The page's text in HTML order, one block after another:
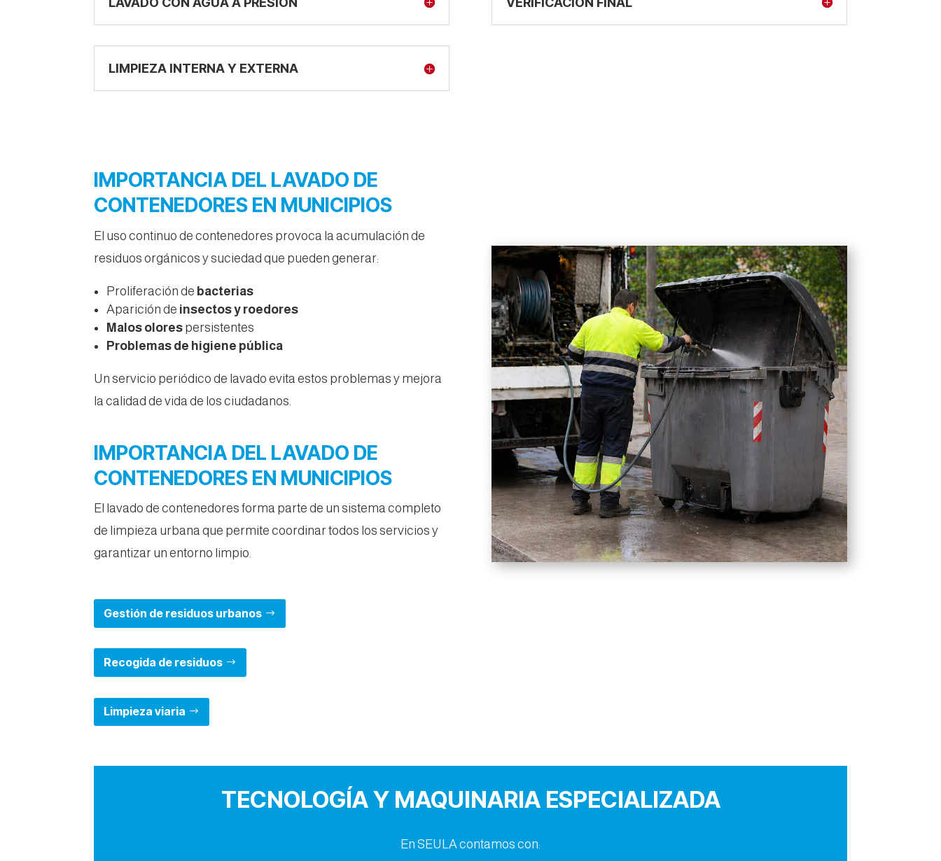
LIMPIEZA INTERNA Y EXTERNA
IMPORTANCIA DEL LAVADO DE
CONTENEDORES EN MUNICIPIOS
El uso continuo de contenedores provoca la acumulación de
residuos orgánicos y suciedad que pueden generar:
Proliferación de bacterias
Aparición de insectos y roedores
Malos olores persistentes
Problemas de higiene pública
Un servicio periódico de lavado evita estos problemas y mejora
la calidad de vida de los ciudadanos.
IMPORTANCIA DEL LAVADO DE
CONTENEDORES EN MUNICIPIOS
El lavado de contenedores forma parte de un sistema completo
de limpieza urbana que permite coordinar todos los servicios y
garantizar un entorno limpio.
Gestión de residuos urbanos
Recogida de residuos
Limpieza viaria
TECNOLOGÍA Y MAQUINARIA ESPECIALIZADA
En SEULA contamos con: